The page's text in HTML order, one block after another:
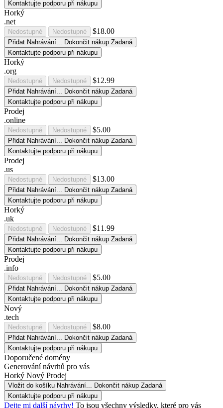
Kontaktujte podporu při nákupu
Horký
.net
Nedostupné Nedostupné $18.00
Přidat Nahrávání... Dokončit nákup Zadaná
Kontaktujte podporu při nákupu
Horký
.org
Nedostupné Nedostupné $12.99
Přidat Nahrávání... Dokončit nákup Zadaná
Kontaktujte podporu při nákupu
Prodej
.online
Nedostupné Nedostupné $5.00
Přidat Nahrávání... Dokončit nákup Zadaná
Kontaktujte podporu při nákupu
Prodej
.us
Nedostupné Nedostupné $13.00
Přidat Nahrávání... Dokončit nákup Zadaná
Kontaktujte podporu při nákupu
Horký
.uk
Nedostupné Nedostupné $11.99
Přidat Nahrávání... Dokončit nákup Zadaná
Kontaktujte podporu při nákupu
Prodej
.info
Nedostupné Nedostupné $5.00
Přidat Nahrávání... Dokončit nákup Zadaná
Kontaktujte podporu při nákupu
Nový
.tech
Nedostupné Nedostupné $8.00
Přidat Nahrávání... Dokončit nákup Zadaná
Kontaktujte podporu při nákupu
Doporučené domény
Generování návrhů pro vás
Horký Nový Prodej
Vložit do košíku Nahrávání... Dokončit nákup Zadaná
Kontaktujte podporu při nákupu
Dejte mi další návrhy! To jsou všechny výsledky, které pro vás